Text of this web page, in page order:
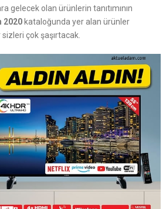
gelecek olan ürünlerin tanıtımının
2020kataloğunda yer alan ürünler
çok şaşırtacak.